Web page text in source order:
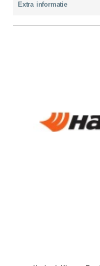
Extra informatie